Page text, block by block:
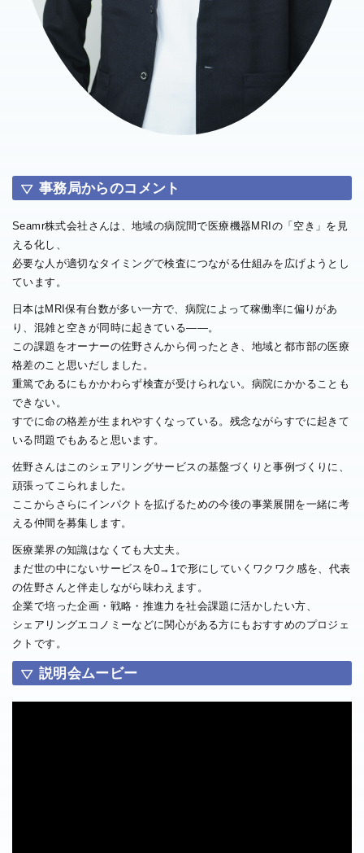
事務局からのコメント
Seamr株式会社さんは、地域の病院間で医療機器MRIの「空き」を見
える化し、
必要な人が適切なタイミングで検査につながる仕組みを広げようとし
ています。
日本はMRI保有台数が多い一方で、病院によって稼働率に偏りがあ
り、混雑と空きが同時に起きている——。
この課題をオーナーの佐野さんから伺ったとき、地域と都市部の医療
格差のこと思いだしました。
重篤であるにもかかわらず検査が受けられない。病院にかかることも
できない。
すでに命の格差が生まれやすくなっている。残念ながらすでに起きて
いる問題でもあると思います。
佐野さんはこのシェアリングサービスの基盤づくりと事例づくりに、
頑張ってこられました。
ここからさらにインパクトを拡げるための今後の事業展開を一緒に考
える仲間を募集します。
医療業界の知識はなくても大丈夫。
まだ世の中にないサービスを0→1で形にしていくワクワク感を、代表
の佐野さんと伴走しながら味わえます。
企業で培った企画・戦略・推進力を社会課題に活かしたい方、
シェアリングエコノミーなどに関心がある方にもおすすめのプロジェ
クトです。
説明会ムービー